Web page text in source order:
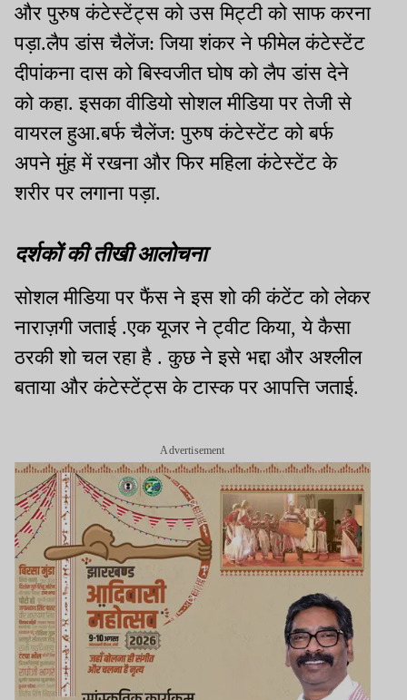
और पुरुष कंटेस्टेंट्स को उस मिट्टी को साफ करना
पड़ा.लैप डांस चैलेंज: जिया शंकर ने फीमेल कंटेस्टेंट
दीपांकना दास को बिस्वजीत घोष को लैप डांस देने
को कहा. इसका वीडियो सोशल मीडिया पर तेजी से
वायरल हुआ.बर्फ चैलेंज: पुरुष कंटेस्टेंट को बर्फ
अपने मुंह में रखना और फिर महिला कंटेस्टेंट के
शरीर पर लगाना पड़ा.
दर्शकों की तीखी आलोचना
सोशल मीडिया पर फैंस ने इस शो की कंटेंट को लेकर
नाराज़गी जताई .एक यूजर ने ट्वीट किया, ये कैसा
ठरकी शो चल रहा है . कुछ ने इसे भद्दा और अश्लील
बताया और कंटेस्टेंट्स के टास्क पर आपत्ति जताई.
Advertisement